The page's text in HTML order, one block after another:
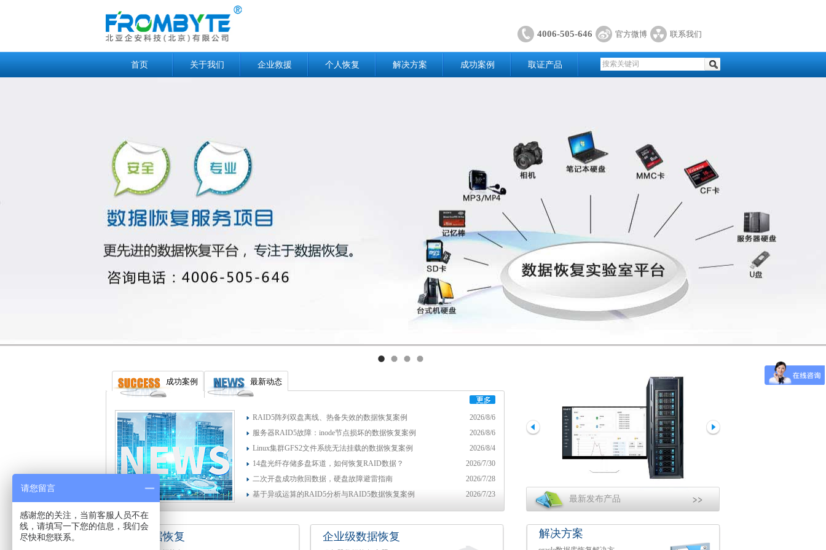
4006-505-646 官方微博 联系我们
首页 关于我们 企业救援 个人恢复 解决方案 成功案例 取证产品
成功案例 最新动态
RAID5阵列双盘离线、热备失效的数据恢复案例
2026/8/6
服务器RAID5故障：inode节点损坏的数据恢复案例
2026/8/6
Linux集群GFS2文件系统无法挂载的数据恢复案例
2026/8/4
14盘光纤存储多盘坏道，如何恢复RAID数据？
2026/7/30
二次开盘成功救回数据，硬盘故障避雷指南
2026/7/28
基于异或运算的RAID5分析与RAID5数据恢复案例
2026/7/23
个人数据恢复 企业级数据恢复
最新发布产品
解决方案
请您留言
感谢您的关注，当前客服人员不在
线，请填写一下您的信息，我们会
尽快和您联系。